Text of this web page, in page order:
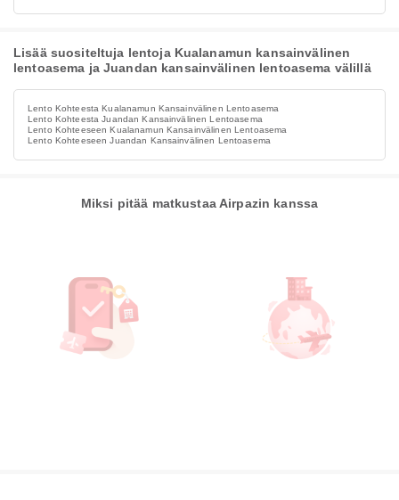
Lisää suositeltuja lentoja Kualanamun kansainvälinen
lentoasema ja Juandan kansainvälinen lentoasema välillä
Lento Kohteesta Kualanamun Kansainvälinen Lentoasema
Lento Kohteesta Juandan Kansainvälinen Lentoasema
Lento Kohteeseen Kualanamun Kansainvälinen Lentoasema
Lento Kohteeseen Juandan Kansainvälinen Lentoasema
Miksi pitää matkustaa Airpazin kanssa